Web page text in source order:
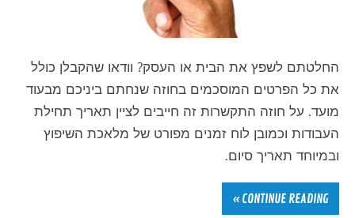
החלטתם לשפץ את הבית או העסק? וודאו שהקבלן כולל
את כל הפרטים המוסכמים בחוזה שנחתם ביניכם מבעוד
מועד. על חוזה התקשרות זה חייבים לציין תאריך תחילת
העבודות וכמובן לוח זמנים מפורט של מלאכת השיפוץ
ובמיוחד תאריך סיום.
CONTINUE READING »